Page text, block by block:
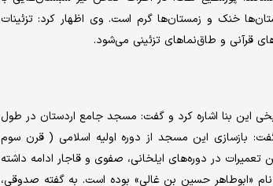
خنک و زمستان‌ها گرم است. وی اظهار کرد: تزئینات
قرآنی و طاق‌نماهای تزئینی می‌شود.
این بنا اشاره کرد و گفت: مسجد جامع اردستان در طول
بازسازی این مسجد از دوره اولیه اسلامی ( قرن سوم
در دوره‌های ایلخانی، صفوی و قاجار ادامه داشته
«ابوطاهر حسین بن غالی» بوده است. به گفته صدوقی،